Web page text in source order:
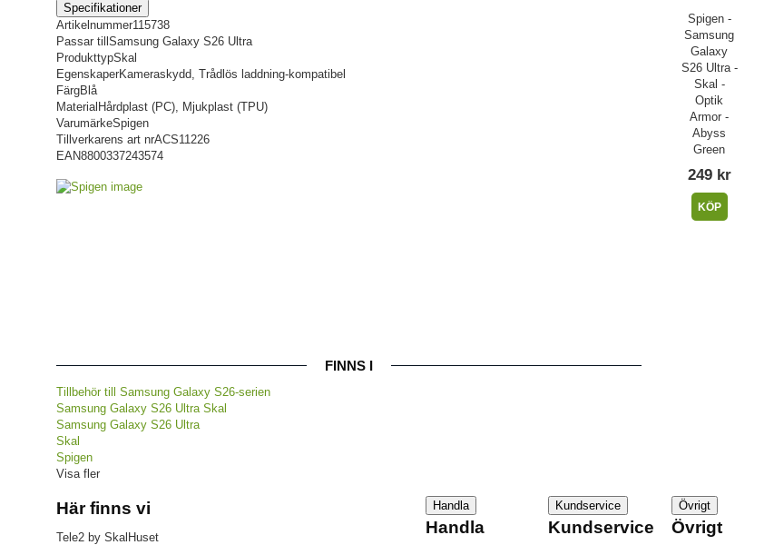
Spigen -
Samsung
Galaxy
S26 Ultra -
Skal -
Optik
Armor -
Abyss
Green
249 kr
KÖP
Specifikationer
Artikelnummer115738
Passar till Samsung Galaxy S26 Ultra
ProdukttypSkal
EgenskaperKameraskydd, Trådlös laddning-kompatibel
FärgBlå
Material Hårdplast (PC), Mjukplast (TPU)
VarumärkeSpigen
Tillverkarens art nrACS11226
EAN8800337243574
FINNS I
Tillbehör till Samsung Galaxy S26-serien
Samsung Galaxy S26 Ultra Skal
Samsung Galaxy S26 Ultra
Skal
Spigen
Visa fler
Här finns vi
Tele2 by SkalHuset
Handla
Handla
Kundservice
Kundservice
Övrigt
Övrigt